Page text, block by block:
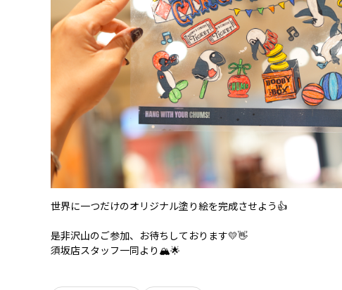
世界に一つだけのオリジナル塗り絵を完成させよう👍
是非沢山のご参加、お待ちしております💛👋
須坂店スタッフ一同より🏔🌟